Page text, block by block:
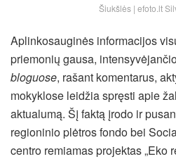
Šiukšlės | efoto.lt
Aplinkosauginės informacijos
priemonių gausa,
bloguose, rašant komentarus,
mokyklose leidžia spręsti apie
aktualumą. Šį faktą įrodo ir
regioninio plėtros fondo bei
centro remiamas projektas „Eko